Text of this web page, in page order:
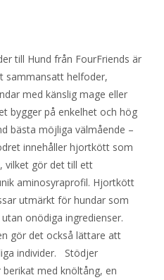
till Hund från FourFriends är
sammansatt helfoder,
med känslig mage eller
bygger på enkelhet och hög
bästa möjliga välmående –
innehåller hjortkött som
vilket gör det till ett
aminosyraprofil. Hjortkött
utmärkt för hundar som
onödiga ingredienser.
gör det också lättare att
individer. Stödjer
med knöltång, en